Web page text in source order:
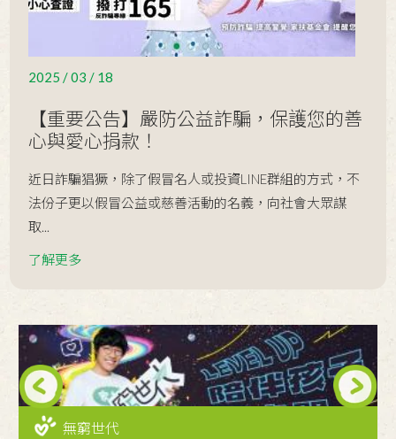
心理創傷復原服務
2021 / 03 / 04
2021 / 01 / 12 《寄養家庭招募》
2020 / 12 / 23
📣【南台南家扶--暖心期盼~愛的召集
令… 】
2020 / 12 / 20
2020 / 12 / 15
勁‧正妹議員來相挺
2020 / 11 / 18
「暖心補給包」 等待您的認養
2020 / 11 / 04
2025 / 03 / 18
【重要公告】嚴防公益詐騙，保護您的善
心與愛心捐款！
近日詐騙猖獗，除了假冒名人或投資LINE群組的方式，不
法份子更以假冒公益或慈善活動的名義，向社會大眾謀
取...
了解更多
無窮世代
Next